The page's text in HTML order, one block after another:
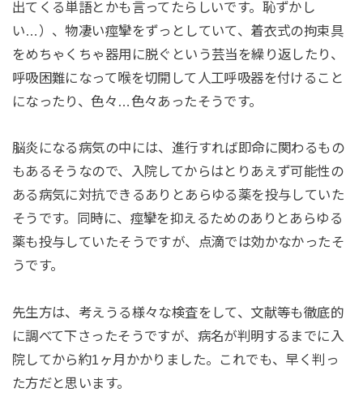
出てくる単語とかも言ってたらしいです。恥ずかし
い…）、物凄い痙攣をずっとしていて、着衣式の拘束具
をめちゃくちゃ器用に脱ぐという芸当を繰り返したり、
呼吸困難になって喉を切開して人工呼吸器を付けること
になったり、色々…色々あったそうです。
脳炎になる病気の中には、進行すれば即命に関わるもの
もあるそうなので、入院してからはとりあえず可能性の
ある病気に対抗できるありとあらゆる薬を投与していた
そうです。同時に、痙攣を抑えるためのありとあらゆる
薬も投与していたそうですが、点滴では効かなかったそ
うです。
先生方は、考えうる様々な検査をして、文献等も徹底的
に調べて下さったそうですが、病名が判明するまでに入
院してから約1ヶ月かかりました。これでも、早く判っ
た方だと思います。